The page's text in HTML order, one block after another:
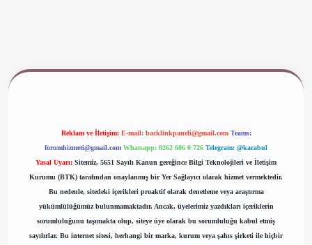
Reklam ve İletişim: E-mail: backlinkpaneli@gmail.com Teams:
forumhizmeti@gmail.com Whatsapp: 0262 606 0 726 Telegram: @karabul
Yasal Uyarı: Sitemiz, 5651 Sayılı Kanun gereğince Bilgi Teknolojileri ve İletişim
Kurumu (BTK) tarafından onaylanmış bir Yer Sağlayıcı olarak hizmet vermektedir.
Bu nedenle, sitedeki içerikleri proaktif olarak denetleme veya araştırma
yükümlülüğümüz bulunmamaktadır. Ancak, üyelerimiz yazdıkları içeriklerin
sorumluluğunu taşımakta olup, siteye üye olarak bu sorumluluğu kabul etmiş
sayılırlar. Bu internet sitesi, herhangi bir marka, kurum veya şahıs şirketi ile hiçbir